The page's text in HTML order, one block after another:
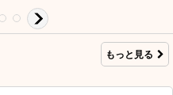
もっと見る